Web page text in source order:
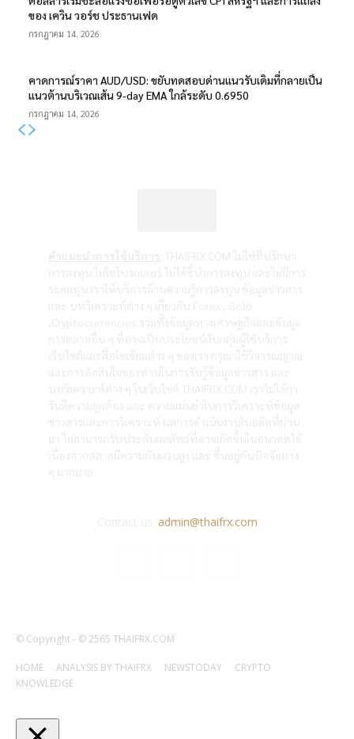
ของ เควิน วอร์ช ประธานเฟด
กรกฎาคม 14, 2026
คาดการณ์ราคา AUD/USD: ขยับทดสอบด่านแนวรับเดิมที่กลายเป็น
แนวต้านบริเวณเส้น 9-day EMA ใกล้ระดับ 0.6950
กรกฎาคม 14, 2026
admin@thaifrx.com
© Copyright - © 2565 THAIFRX.COM
HOME ANALYSIS BY THAIFRX NEWSTODAY
CRYPTO
KNOWLEDGE